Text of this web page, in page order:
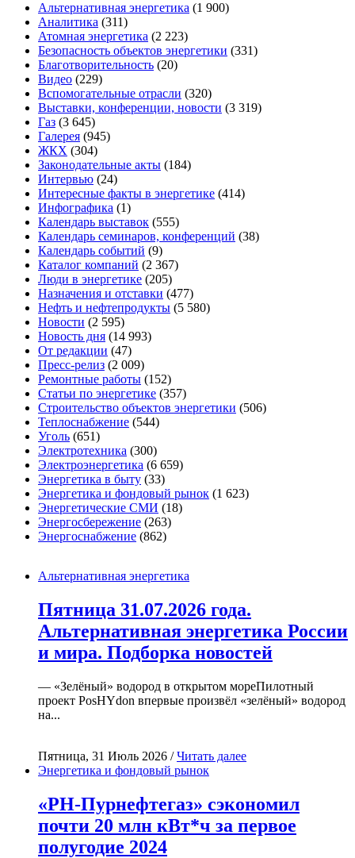
Альтернативная энергетика (1 900)
Аналитика (311)
Атомная энергетика (2 223)
Безопасность объектов энергетики (331)
Благотворительность (20)
Видео (229)
Вспомогательные отрасли (320)
Выставки, конференции, новости (3 319)
Газ (3 645)
Галерея (945)
ЖКХ (304)
Законодательные акты (184)
Интервью (24)
Интересные факты в энергетике (414)
Инфографика (1)
Календарь выставок (555)
Календарь семинаров, конференций (38)
Календарь событий (9)
Каталог компаний (2 367)
Люди в энергетике (205)
Назначения и отставки (477)
Нефть и нефтепродукты (5 580)
Новости (2 595)
Новость дня (14 993)
От редакции (47)
Пресс-релиз (2 009)
Ремонтные работы (152)
Статьи по энергетике (357)
Строительство объектов энергетики (506)
Теплоснабжение (544)
Уголь (651)
Электротехника (300)
Электроэнергетика (6 659)
Энергетика в быту (33)
Энергетика и фондовый рынок (1 623)
Энергетические СМИ (18)
Энергосбережение (263)
Энергоснабжение (862)
Альтернативная энергетика
Пятница 31.07.2026 года.
Альтернативная энергетика России
и мира. Подборка новостей
— «Зелёный» водород в открытом мореПилотный
проект PosHYdon впервые произвёл «зелёный» водород
на...
Пятница, 31 Июль 2026 /Читать далее
Энергетика и фондовый рынок
«РН-Пурнефтегаз» сэкономил
почти 20 млн кВт*ч за первое
полугодие 2024